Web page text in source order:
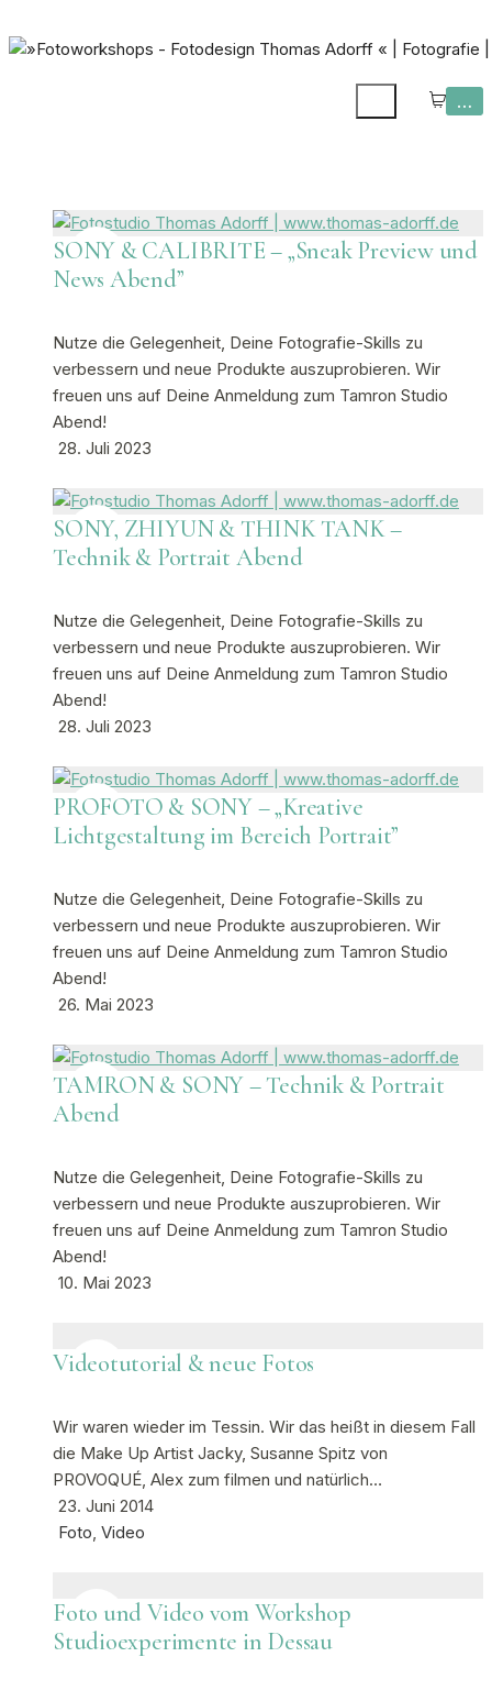
…
SONY & CALIBRITE – „Sneak Preview und
News Abend”
Nutze die Gelegenheit, Deine Fotografie-Skills zu
verbessern und neue Produkte auszuprobieren. Wir
freuen uns auf Deine Anmeldung zum Tamron Studio
Abend!
28. Juli 2023
SONY, ZHIYUN & THINK TANK –
Technik & Portrait Abend
Nutze die Gelegenheit, Deine Fotografie-Skills zu
verbessern und neue Produkte auszuprobieren. Wir
freuen uns auf Deine Anmeldung zum Tamron Studio
Abend!
28. Juli 2023
PROFOTO & SONY – „Kreative
Lichtgestaltung im Bereich Portrait”
Nutze die Gelegenheit, Deine Fotografie-Skills zu
verbessern und neue Produkte auszuprobieren. Wir
freuen uns auf Deine Anmeldung zum Tamron Studio
Abend!
26. Mai 2023
TAMRON & SONY – Technik & Portrait
Abend
Nutze die Gelegenheit, Deine Fotografie-Skills zu
verbessern und neue Produkte auszuprobieren. Wir
freuen uns auf Deine Anmeldung zum Tamron Studio
Abend!
10. Mai 2023
Videotutorial & neue Fotos
Wir waren wieder im Tessin. Wir das heißt in diesem Fall
die Make Up Artist Jacky, Susanne Spitz von
PROVOQUÉ, Alex zum filmen und natürlich…
23. Juni 2014
Foto, Video
Foto und Video vom Workshop
Studioexperimente in Dessau